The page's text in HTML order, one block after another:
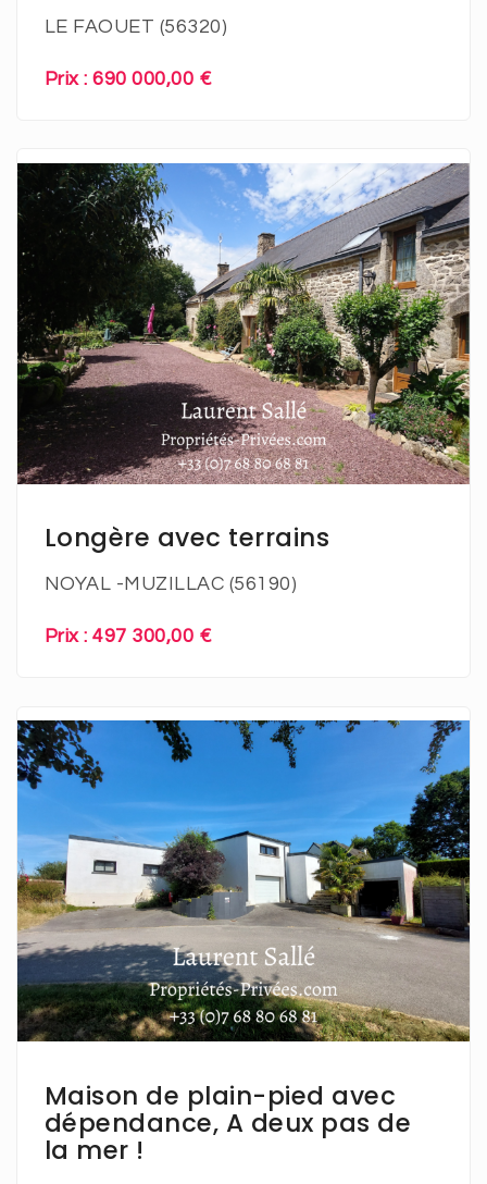
LE FAOUET (56320)
Prix : 690 000,00 €
Longère avec terrains
NOYAL -MUZILLAC (56190)
Prix : 497 300,00 €
En savoir plus
Maison de plain-pied avec
dépendance, A deux pas de
la mer !
En savoir plus